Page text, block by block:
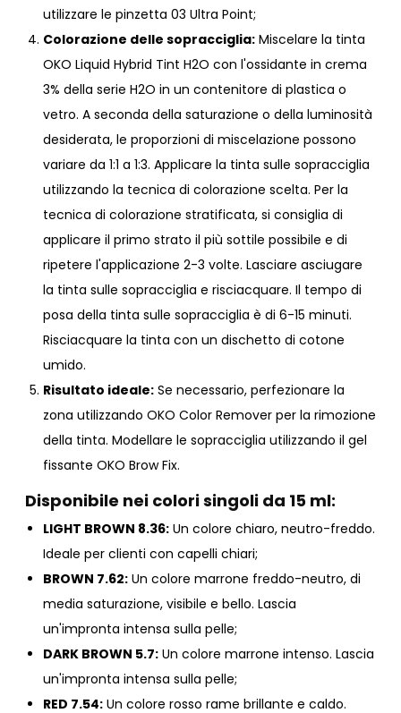
utilizzare le pinzetta 03 Ultra Point;
Colorazione delle sopracciglia: Miscelare la tinta
OKO Liquid Hybrid Tint H2O con l'ossidante in crema
3% della serie H2O in un contenitore di plastica o
vetro. A seconda della saturazione o della luminosità
desiderata, le proporzioni di miscelazione possono
variare da 1:1 a 1:3. Applicare la tinta sulle sopracciglia
utilizzando la tecnica di colorazione scelta. Per la
tecnica di colorazione stratificata, si consiglia di
applicare il primo strato il più sottile possibile e di
ripetere l'applicazione 2-3 volte. Lasciare asciugare
la tinta sulle sopracciglia e risciacquare. Il tempo di
posa della tinta sulle sopracciglia è di 6-15 minuti.
Risciacquare la tinta con un dischetto di cotone
umido.
Risultato ideale: Se necessario, perfezionare la
zona utilizzando OKO Color Remover per la rimozione
della tinta. Modellare le sopracciglia utilizzando il gel
fissante OKO Brow Fix.
Disponibile nei colori singoli da 15 ml:
LIGHT BROWN 8.36: Un colore chiaro, neutro-freddo.
Ideale per clienti con capelli chiari;
BROWN 7.62: Un colore marrone freddo-neutro, di
media saturazione, visibile e bello. Lascia
un'impronta intensa sulla pelle;
DARK BROWN 5.7: Un colore marrone intenso. Lascia
un'impronta intensa sulla pelle;
RED 7.54: Un colore rosso rame brillante e caldo.